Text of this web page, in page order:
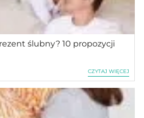
ślubny? 10 propozycji
CZYTAJ WIĘCEJ